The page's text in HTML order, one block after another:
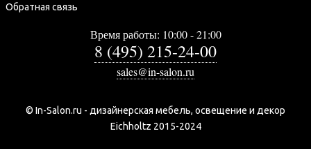
Обратная связь
Время работы: 10:00 - 21:00
8 (495) 215-24-00
sales@in-salon.ru
© In-Salon.ru - дизайнерская мебель, освещение и декор
Eichholtz 2015-2024